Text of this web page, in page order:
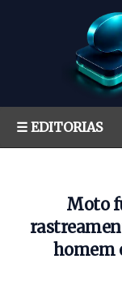
☰ EDITORIAS
Moto
homem